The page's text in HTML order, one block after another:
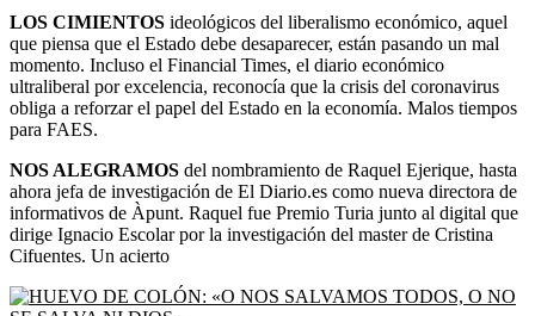
LOS CIMIENTOS ideológicos del liberalismo económico, aquel
que piensa que el Estado debe desaparecer, están pasando un mal
momento. Incluso el Financial Times, el diario económico
ultraliberal por excelencia, reconocía que la crisis del coronavirus
obliga a reforzar el papel del Estado en la economía. Malos tiempos
para FAES.
NOS ALEGRAMOS del nombramiento de Raquel Ejerique, hasta
ahora jefa de investigación de El Diario.es como nueva directora de
informativos de Àpunt. Raquel fue Premio Turia junto al digital que
dirige Ignacio Escolar por la investigación del master de Cristina
Cifuentes. Un acierto